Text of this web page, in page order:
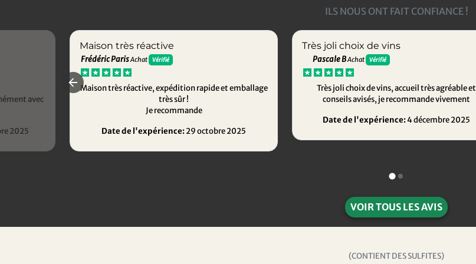
ILS NOUS ONT FAIT CONFIANCE !
avec
2025
Maison très réactive
Frédéric ParisAchat Vérifié
Maison très réactive, expédition rapide et emballage
très sûr !
Je recommande
Date de l'expérience:29 octobre 2025
Très joli choix de vins
Pascale BAchat Vérifié
Très joli choix de vins, accueil très agréable et
conseils avisés, je recommande vivement
Date de l'expérience:4 décembre 2025
VOIR TOUS LES AVIS
(CONTIENT DES SULFITES)